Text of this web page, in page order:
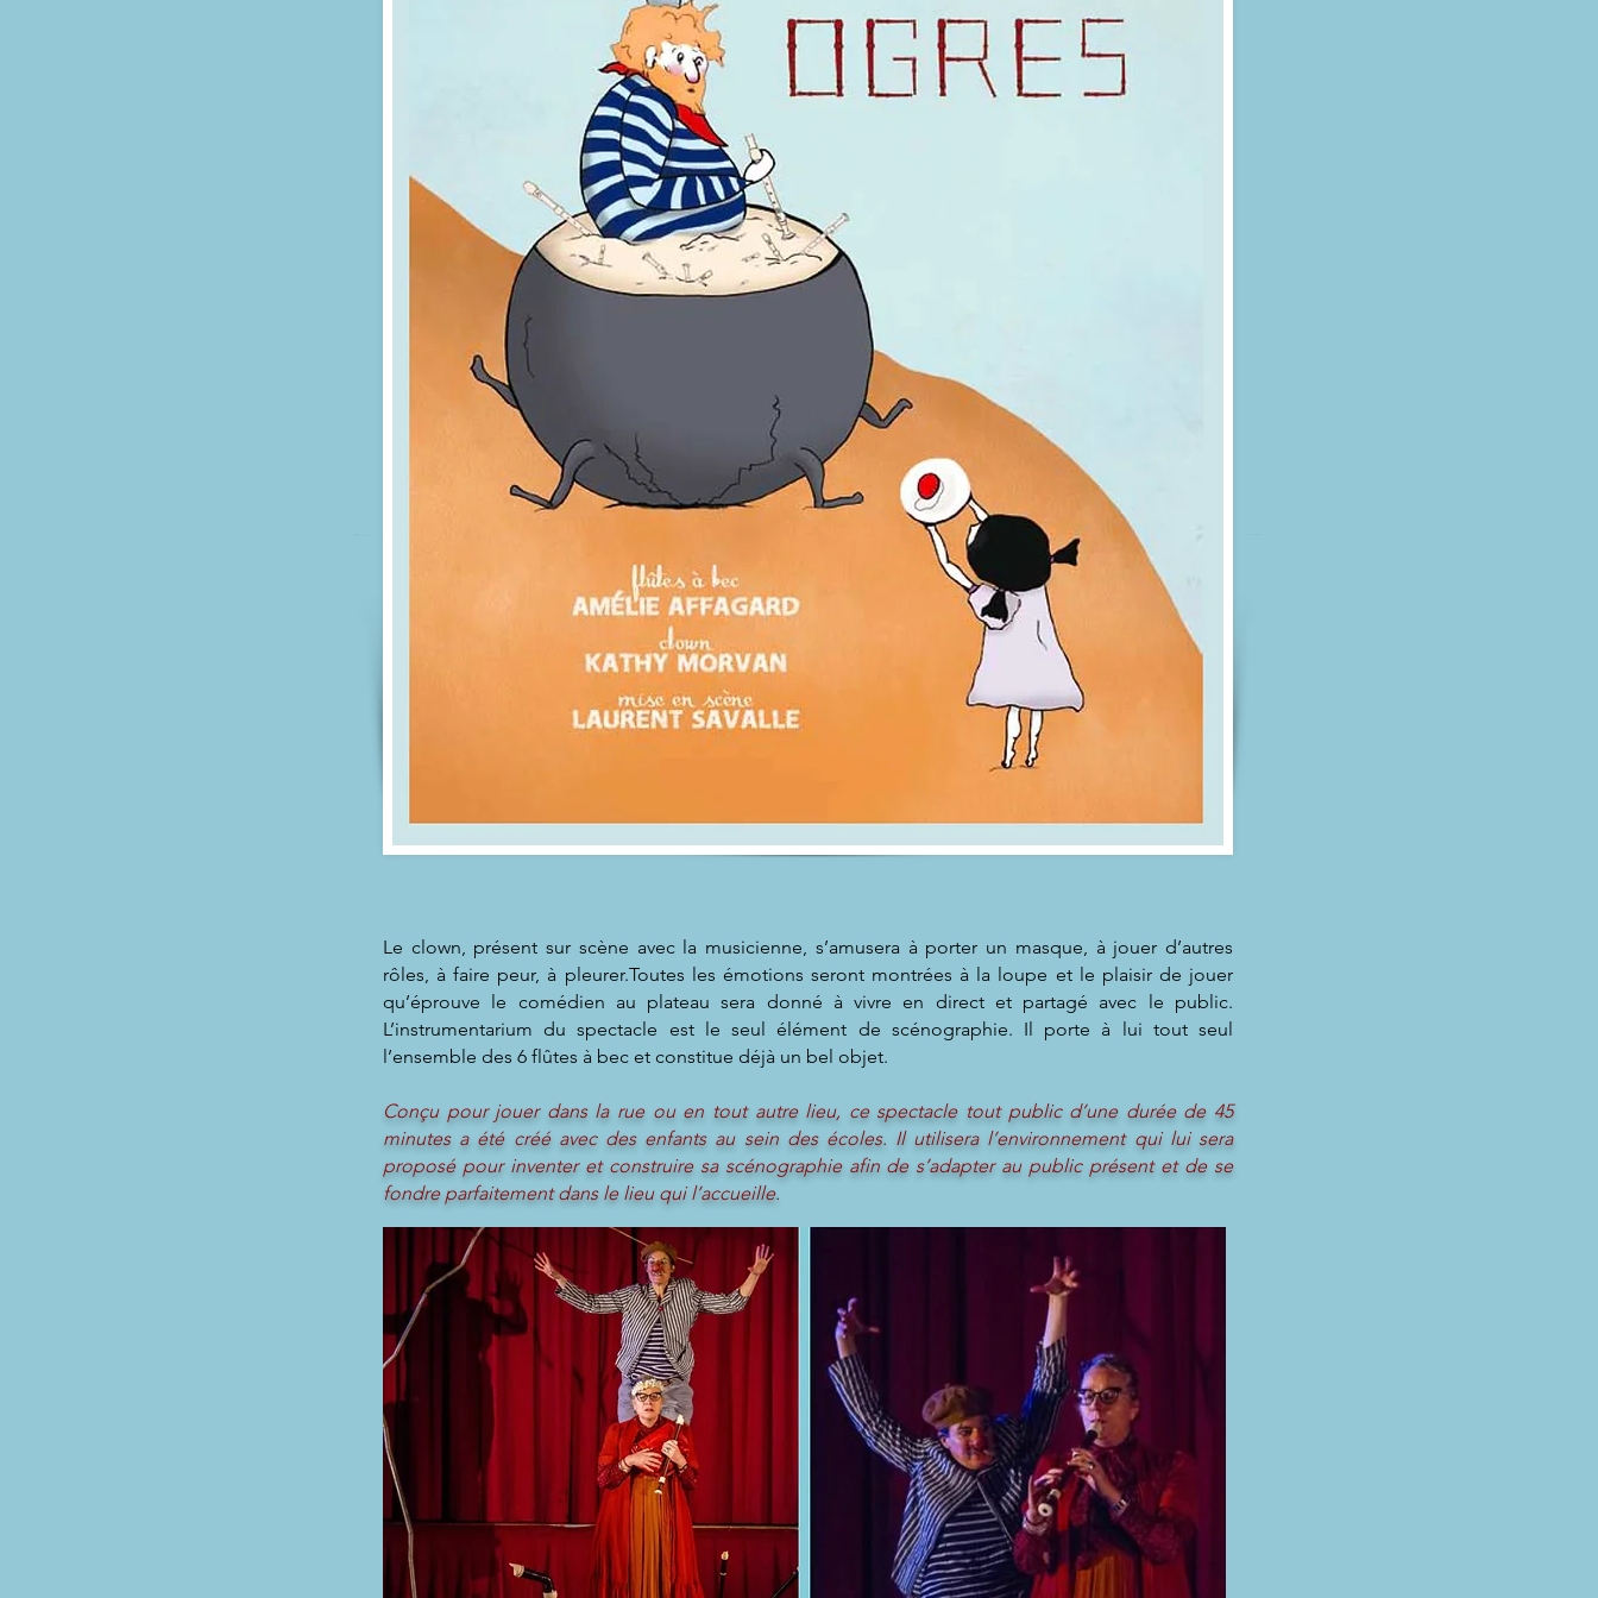
Le clown, présent sur scène avec la musicienne, s’amusera à porter un masque, à jouer d’autres
rôles, à faire peur, à pleurer.Toutes les émotions seront montrées à la loupe et le plaisir de jouer
qu’éprouve le comédien au plateau sera donné à vivre en direct et partagé avec le public.
L’instrumentarium du spectacle est le seul élément de scénographie. Il porte à lui tout seul
l’ensemble des 6 flûtes à bec et constitue déjà un bel objet.
Conçu pour jouer dans la rue ou en tout autre lieu, ce spectacle tout public d’une durée de 45
minutes a été créé avec des enfants au sein des écoles. Il utilisera l’environnement qui lui sera
proposé pour inventer et construire sa scénographie afin de s’adapter au public présent et de se
fondre parfaitement dans le lieu qui l’accueille.